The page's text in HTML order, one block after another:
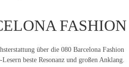
FASHION
über die 080 Barcelona Fashion
beste Resonanz und großen Anklang.